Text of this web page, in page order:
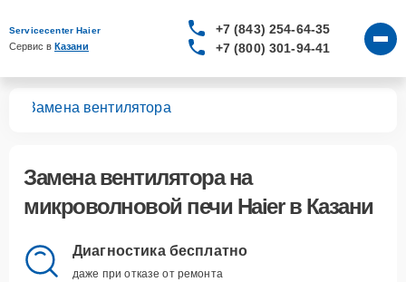
Servicecenter Haier
Сервис в Казани
+7 (843) 254-64-35
+7 (800) 301-94-41
Замена вентилятора
Замена вентиляторана
микроволновой печи Haier в Казани
Диагностика бесплатно
даже при отказе от ремонта